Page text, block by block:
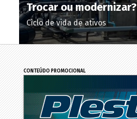
Trocar ou modernizar?
Ciclo de vida de ativos
CONTEÚDO PROMOCIONAL